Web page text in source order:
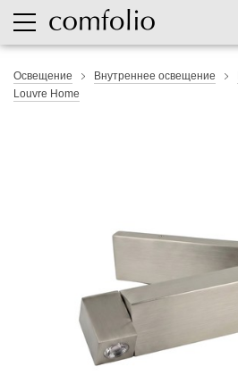
Освещение Внутреннее освещение
Louvre Home